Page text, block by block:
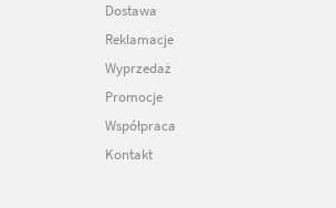
Dostawa
Reklamacje
Wyprzedaż
Promocje
Współpraca
Kontakt